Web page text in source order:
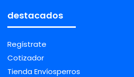
destacados
Regístrate
Cotizador
Tienda Envíosperros